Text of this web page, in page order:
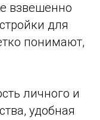
взвешенно
для
понимают,
личного и
удобная